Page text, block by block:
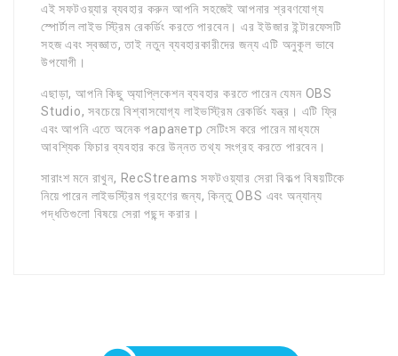
এই সফটওয়্যার ব্যবহার করুন আপনি সহজেই আপনার শ্রবণযোগ্য
স্পোর্টাল লাইভ স্ট্রিম রেকর্ডিং করতে পারবেন। এর ইউজার ইন্টারফেসটি
সহজ এবং স্বজ্ঞাত, তাই নতুন ব্যবহারকারীদের জন্য এটি অনুকূল ভাবে
উপযোগী।
এছাড়া, আপনি কিছু অ্যাপ্লিকেশন ব্যবহার করতে পারেন যেমন OBS
Studio, সবচেয়ে বিশ্বাসযোগ্য লাইভস্ট্রিম রেকর্ডিং যন্ত্র। এটি ফ্রি
এবং আপনি এতে অনেক পараমетр সেটিংস করে পারেন মাধ্যমে
আবশ্যিক ফিচার ব্যবহার করে উন্নত তথ্য সংগ্রহ করতে পারবেন।
সারাংশ মনে রাখুন, RecStreams সফটওয়্যার সেরা বিকল্প বিষয়টিকে
নিয়ে পারেন লাইভস্ট্রিম গ্রহণের জন্য, কিন্তু OBS এবং অন্যান্য
পদ্ধতিগুলো বিষয়ে সেরা পছন্দ করার।